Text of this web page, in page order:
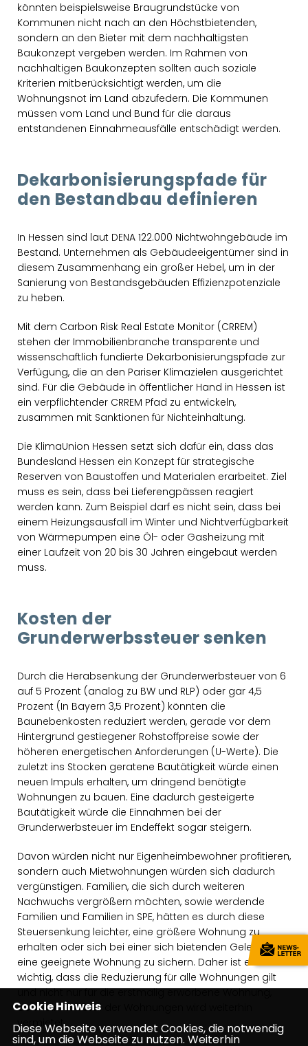
könnten beispielsweise Braugrundstücke von
Kommunen nicht nach an den Höchstbietenden,
sondern an den Bieter mit dem nachhaltigsten
Baukonzept vergeben werden. Im Rahmen von
nachhaltigen Baukonzepten sollten auch soziale
Kriterien mitberücksichtigt werden, um die
Wohnungsnot im Land abzufedern. Die Kommunen
müssen vom Land und Bund für die daraus
entstandenen Einnahmeausfälle entschädigt werden.
Dekarbonisierungspfade für
den Bestandbau definieren
In Hessen sind laut DENA 122.000 Nichtwohngebäude im
Bestand. Unternehmen als Gebäudeeigentümer sind in
diesem Zusammenhang ein großer Hebel, um in der
Sanierung von Bestandsgebäuden Effizienzpotenziale
zu heben.
Mit dem Carbon Risk Real Estate Monitor (CRREM)
stehen der Immobilienbranche transparente und
wissenschaftlich fundierte Dekarbonisierungspfade zur
Verfügung, die an den Pariser Klimazielen ausgerichtet
sind. Für die Gebäude in öffentlicher Hand in Hessen ist
ein verpflichtender CRREM Pfad zu entwickeln,
zusammen mit Sanktionen für Nichteinhaltung.
Die KlimaUnion Hessen setzt sich dafür ein, dass das
Bundesland Hessen ein Konzept für strategische
Reserven von Baustoffen und Materialen erarbeitet. Ziel
muss es sein, dass bei Lieferengpässen reagiert
werden kann. Zum Beispiel darf es nicht sein, dass bei
einem Heizungsausfall im Winter und Nichtverfügbarkeit
von Wärmepumpen eine Öl- oder Gasheizung mit
einer Laufzeit von 20 bis 30 Jahren eingebaut werden
muss.
Kosten der
Grunderwerbssteuer senken
Durch die Herabsenkung der Grunderwerbsteuer von 6
auf 5 Prozent (analog zu BW und RLP) oder gar 4,5
Prozent (In Bayern 3,5 Prozent) könnten die
Baunebenkosten reduziert werden, gerade vor dem
Hintergrund gestiegener Rohstoffpreise sowie der
höheren energetischen Anforderungen (U-Werte). Die
zuletzt ins Stocken geratene Bautätigkeit würde einen
neuen Impuls erhalten, um dringend benötigte
Wohnungen zu bauen. Eine dadurch gesteigerte
Bautätigkeit würde die Einnahmen bei der
Grunderwerbsteuer im Endeffekt sogar steigern.
Davon würden nicht nur Eigenheimbewohner profitieren,
sondern auch Mietwohnungen würden sich dadurch
vergünstigen. Familien, die sich durch weiteren
Nachwuchs vergrößern möchten, sowie werdende
Familien und Familien in SPE, hätten es durch diese
Steuersenkung leichter, eine größere Wohnung zu
erhalten oder sich bei einer sich bietenden Gelegenheit
eine geeignete Wohnung zu sichern. Daher ist es
wichtig, dass die Reduzierung für alle Wohnungen gilt
und nicht nur für die erstmalig erworbene Wohnung,
denn ein Großteil der Wohnungen wird weiterhin
vermietet.
Cookie Hinweis
Diese Webseite verwendet Cookies, die notwendig
sind, um die Webseite zu nutzen. Weiterhin